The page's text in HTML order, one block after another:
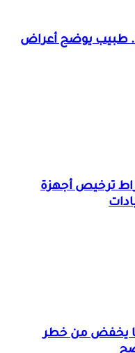
طبيب يوضح أعراض
ترخيص أجهزة
يخفض من خطر